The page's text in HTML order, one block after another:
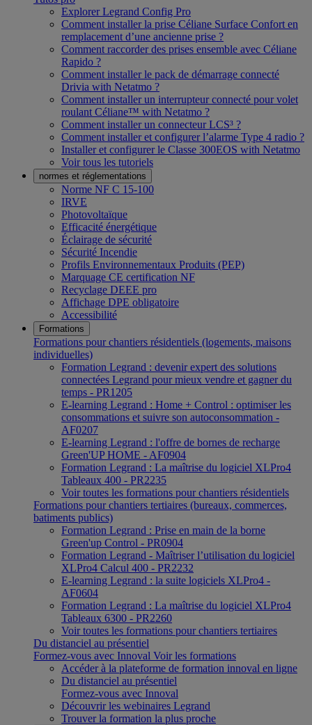
Explorer Legrand Config Pro
Comment installer la prise Céliane Surface Confort en
remplacement d’une ancienne prise ?
Comment raccorder des prises ensemble avec Céliane
Rapido ?
Comment installer le pack de démarrage connecté
Drivia with Netatmo ?
Comment installer un interrupteur connecté pour volet
roulant Céliane™ with Netatmo ?
Comment installer un connecteur LCS³ ?
Comment installer et configurer l’alarme Type 4 radio ?
Installer et configurer le Classe 300EOS with Netatmo
Voir tous les tutoriels
normes et réglementations
Norme NF C 15-100
IRVE
Photovoltaïque
Efficacité énergétique
Éclairage de sécurité
Sécurité Incendie
Profils Environnementaux Produits (PEP)
Marquage CE certification NF
Recyclage DEEE pro
Affichage DPE obligatoire
Accessibilité
Formations
Formations pour chantiers résidentiels (logements, maisons
individuelles)
Formation Legrand : devenir expert des solutions
connectées Legrand pour mieux vendre et gagner du
temps - PR1205
E-learning Legrand : Home + Control : optimiser les
consommations et suivre son autoconsommation -
AF0207
E-learning Legrand : l'offre de bornes de recharge
Green'UP HOME - AF0904
Formation Legrand : La maîtrise du logiciel XLPro4
Tableaux 400 - PR2235
Voir toutes les formations pour chantiers résidentiels
Formations pour chantiers tertiaires (bureaux, commerces,
batiments publics)
Formation Legrand : Prise en main de la borne
Green'up Control - PR0904
Formation Legrand - Maîtriser l’utilisation du logiciel
XLPro4 Calcul 400 - PR2232
E-learning Legrand : la suite logiciels XLPro4 -
AF0604
Formation Legrand : La maîtrise du logiciel XLPro4
Tableaux 6300 - PR2260
Voir toutes les formations pour chantiers tertiaires
Du distanciel au présentiel
Formez-vous avec Innoval Voir les formations
Accéder à la plateforme de formation innoval en ligne
Du distanciel au présentiel
Formez-vous avec Innoval
Découvrir les webinaires Legrand
Trouver la formation la plus proche